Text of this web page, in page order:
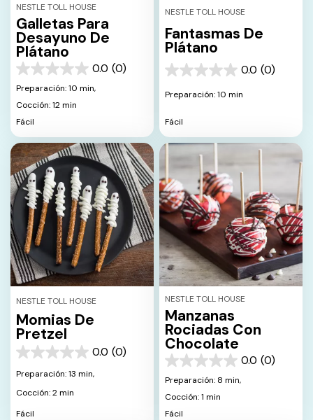
NESTLE TOLL HOUSE
Galletas Para
Desayuno De
Plátano
0.0 (0)
0.0
de
estrellas.
Preparación: 10 min,
Cocción: 12 min
Fácil
NESTLE TOLL HOUSE
Fantasmas De
Plátano
0.0 (0)
0.0
5
Preparación: 10 min
Fácil
NESTLE TOLL HOUSE
Momias De
Pretzel
0.0 (0)
0.0
de
estrellas.
Preparación: 13 min,
Cocción: 2 min
Fácil
NESTLE TOLL HOUSE
Manzanas
Rociadas Con
Chocolate
0.0 (0)
0.0
de
estrellas.
Preparación: 8 min,
Cocción: 1 min
Fácil